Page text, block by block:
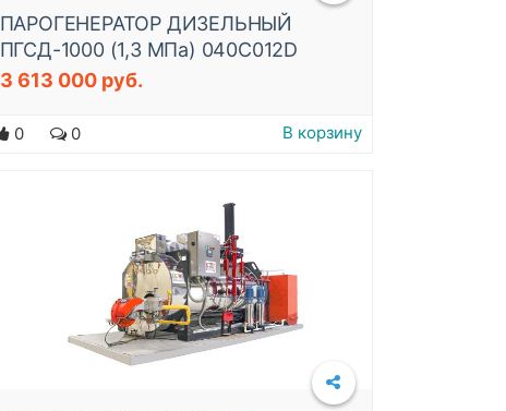
ПАРОГЕНЕРАТОР ДИЗЕЛЬНЫЙ
ПГСД-1000 (1,3 МПа) 040C012D
3 613 000 руб.
0 0 В корзину